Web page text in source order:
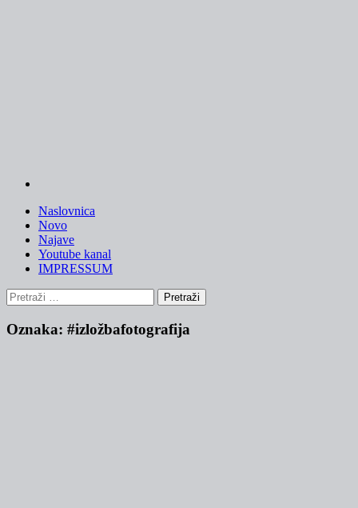
Naslovnica
Novo
Najave
Youtube kanal
IMPRESSUM
Pretraži:
Oznaka: #izložbafotografija